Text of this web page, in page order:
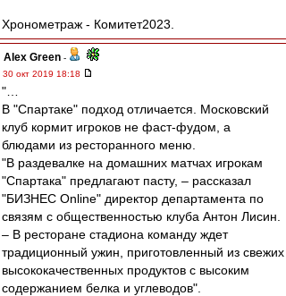
Хронометраж - Комитет2023.
Alex Green -
30 окт 2019 18:18
"…
В "Спартаке" подход отличается. Московский
клуб кормит игроков не фаст-фудом, а
блюдами из ресторанного меню.
"В раздевалке на домашних матчах игрокам
"Спартака" предлагают пасту, – рассказал
"БИЗНЕС Online" директор департамента по
связям с общественностью клуба Антон Лисин.
– В ресторане стадиона команду ждет
традиционный ужин, приготовленный из свежих
высококачественных продуктов с высоким
содержанием белка и углеводов".